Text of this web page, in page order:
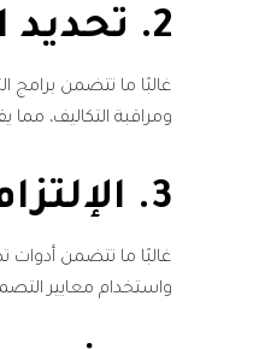
2. تحديد المواد المستخدمة بدقة وتقليل التكاليف
غالبًا ما تتضمن برامج
ومراقبة التكاليف،
3. الإلتزام بمعايير الاستدامة
واستخدام معايير